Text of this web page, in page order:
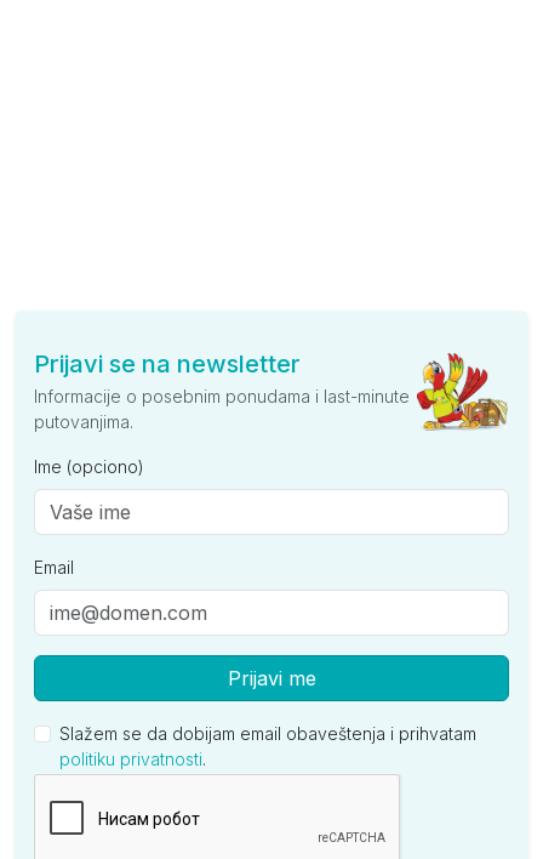
Prijavi se na newsletter
Informacije o posebnim ponudama i last-minute
putovanjima.
Ime (opciono)
Email
Prijavi me
Slažem se da dobijam email obaveštenja i prihvatam
politiku privatnosti.